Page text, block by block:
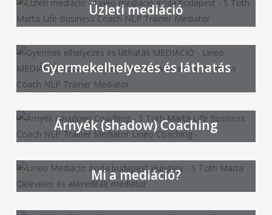
Üzleti mediáció
Gyermekelhelyezés és láthatás
Árnyék (shadow) Coaching
Mi a mediáció?